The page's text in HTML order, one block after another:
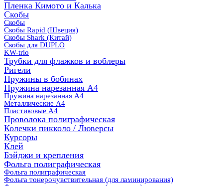
Пленка Кимото и Калька
Скобы
Скобы
Скобы Rapid (Швеция)
Скобы Shark (Китай)
Скобы для DUPLO
KW-trio
Трубки для флажков и воблеры
Ригели
Пружины в бобинах
Пружина нарезанная А4
Пружина нарезанная А4
Металлические А4
Пластиковые А4
Проволока полиграфическая
Колечки пикколо / Люверсы
Курсоры
Клей
Бэйджи и крепления
Фольга полиграфическая
Фольга полиграфическая
Фольга тонерочувствительная (для ламинирования)